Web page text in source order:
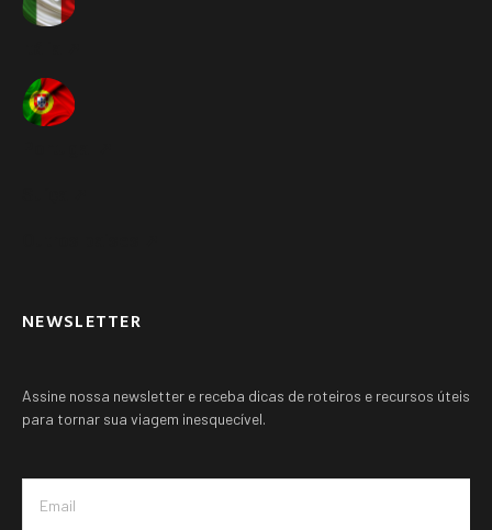
NEWSLETTER
Assine nossa newsletter e receba dicas de roteiros e recursos úteis
para tornar sua viagem inesquecível.